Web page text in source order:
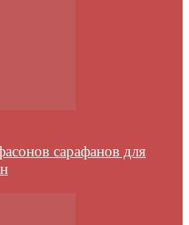
сарафанов для